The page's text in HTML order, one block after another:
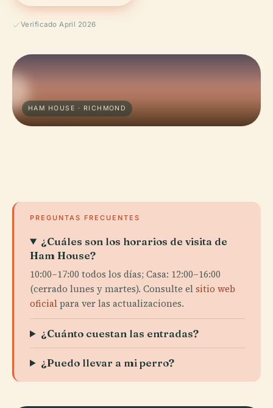
Verificado April 2026
HAM HOUSE · RICHMOND
PREGUNTAS FRECUENTES
¿Cuáles son los horarios de visita de
Ham House?
10:00–17:00 todos los días; Casa: 12:00–16:00
(cerrado lunes y martes). Consulte elsitio web
oficialpara ver las actualizaciones.
¿Cuánto cuestan las entradas?
¿Puedo llevar a mi perro?